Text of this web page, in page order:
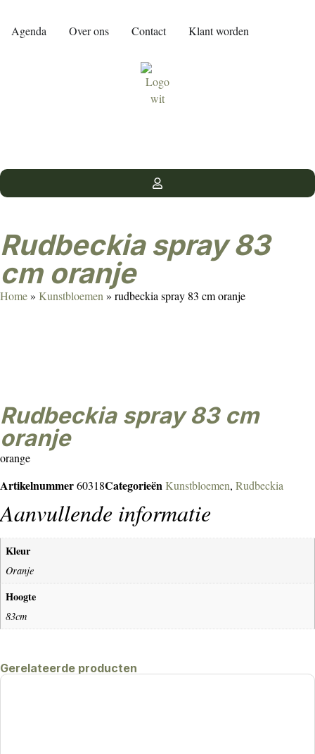
Agenda Over ons Contact Klant worden
rudbeckia spray 83
cm oranje
Home» Kunstbloemen » rudbeckia spray 83 cm oranje
rudbeckia spray 83 cm
oranje
orange
Artikelnummer60318CategorieënKunstbloemen, Rudbeckia
Aanvullende informatie
Kleur
Oranje
Hoogte
83cm
Gerelateerde producten